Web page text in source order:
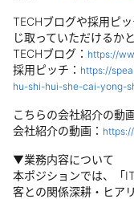
TECHブログや採用ピ
じ取っていただけるか
TECHブログ： https://
採用ピッチ： https://
hu-shi-hui-she-cai-yong-
こちらの会社紹介の動
会社紹介の動画：
▼業務内容について
本ポジションでは、「
客との関係深耕・ヒア